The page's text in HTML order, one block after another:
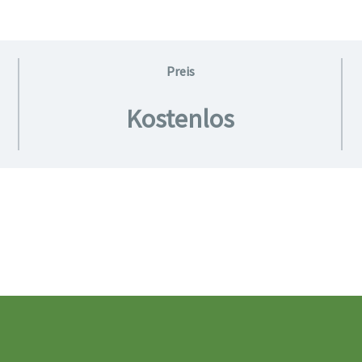
Preis
Kostenlos